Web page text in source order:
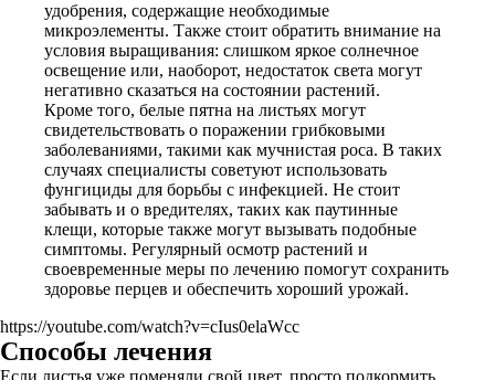
удобрения, содержащие необходимые
микроэлементы. Также стоит обратить внимание на
условия выращивания: слишком яркое солнечное
освещение или, наоборот, недостаток света могут
негативно сказаться на состоянии растений.
Кроме того, белые пятна на листьях могут
свидетельствовать о поражении грибковыми
заболеваниями, такими как мучнистая роса. В таких
случаях специалисты советуют использовать
фунгициды для борьбы с инфекцией. Не стоит
забывать и о вредителях, таких как паутинные
клещи, которые также могут вызывать подобные
симптомы. Регулярный осмотр растений и
своевременные меры по лечению помогут сохранить
здоровье перцев и обеспечить хороший урожай.
https://youtube.com/watch?v=cIus0elaWcc
Способы лечения
Если листья уже поменяли свой цвет, просто подкормить